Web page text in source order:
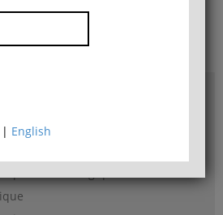
de philosophie
| English